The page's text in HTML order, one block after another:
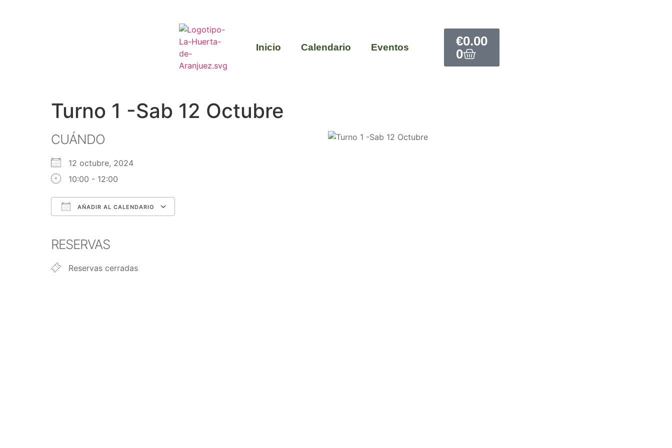
Inicio Calendario Eventos €0.00
0
Turno 1 -Sab 12 Octubre
CUÁNDO
12 octubre, 2024
10:00 - 12:00
AÑADIR AL CALENDARIO
RESERVAS
Reservas cerradas